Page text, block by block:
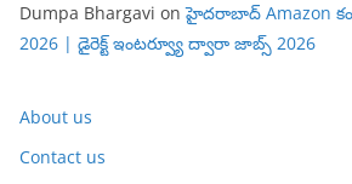
Dumpa Bhargavi onహైదరాబాద్ Amazon
2026 | డైరెక్ట్ ఇంటర్వ్యూ ద్వారా జాబ్స్ 2026
About us
Contact us